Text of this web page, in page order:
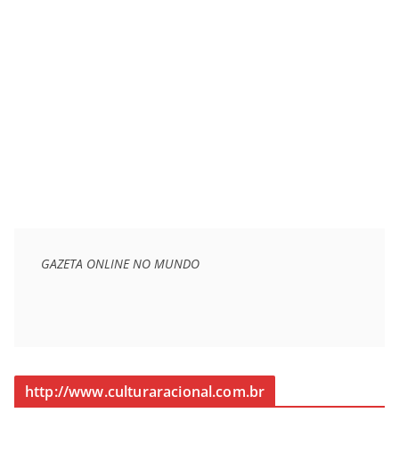
GAZETA ONLINE NO MUNDO
http://www.culturaracional.com.br